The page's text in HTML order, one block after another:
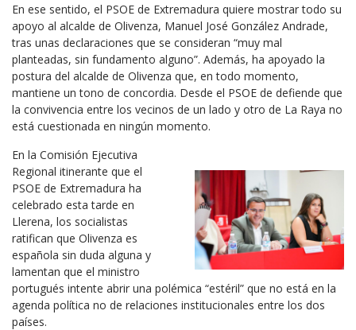
En ese sentido, el PSOE de Extremadura quiere mostrar todo su
apoyo al alcalde de Olivenza, Manuel José González Andrade,
tras unas declaraciones que se consideran “muy mal
planteadas, sin fundamento alguno”. Además, ha apoyado la
postura del alcalde de Olivenza que, en todo momento,
mantiene un tono de concordia. Desde el PSOE de defiende que
la convivencia entre los vecinos de un lado y otro de La Raya no
está cuestionada en ningún momento.
En la Comisión Ejecutiva
Regional itinerante que el
PSOE de Extremadura ha
celebrado esta tarde en
Llerena, los socialistas
ratifican que Olivenza es
española sin duda alguna y
lamentan que el ministro
portugués intente abrir una polémica “estéril” que no está en la
agenda política no de relaciones institucionales entre los dos
países.